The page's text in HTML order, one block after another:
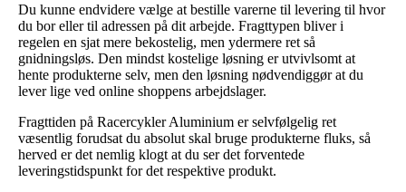
Du kunne endvidere vælge at bestille varerne til levering til hvor
du bor eller til adressen på dit arbejde. Fragttypen bliver i
regelen en sjat mere bekostelig, men ydermere ret så
gnidningsløs. Den mindst kostelige løsning er utvivlsomt at
hente produkterne selv, men den løsning nødvendiggør at du
lever lige ved online shoppens arbejdslager.
Fragttiden på Racercykler Aluminium er selvfølgelig ret
væsentlig forudsat du absolut skal bruge produkterne fluks, så
herved er det nemlig klogt at du ser det forventede
leveringstidspunkt for det respektive produkt.